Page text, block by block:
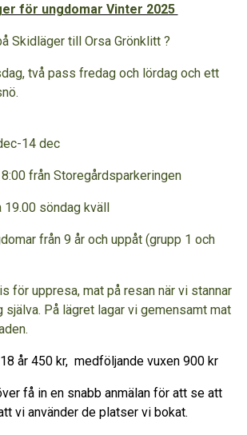
för ungdomar Vinter 2025
Skidläger till Orsa Grönklitt ?
två pass fredag och lördag och ett
14 dec
från Storegårdsparkeringen
19.00 söndag kväll
från 9 år och uppåt (grupp 1 och
för uppresa, mat på resan när vi stannar
själva. På lägret lagar vi gemensamt mat
år 450 kr, medföljande vuxen 900 kr
få in en snabb anmälan för att se att
vi använder de platser vi bokat.